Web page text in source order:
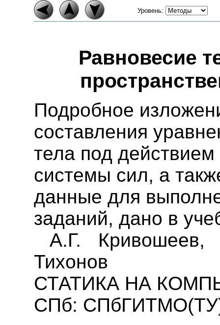
Уровень:
Равновесие
Подробное
составления
тела под
системы сил, а
данные для
заданий, дано в
А.Г.
Тихонов
СТАТИКА НА
СПб: